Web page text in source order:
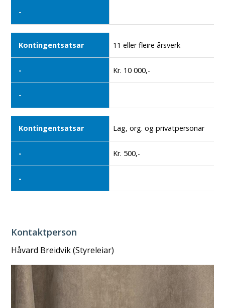
11 eller fleire årsverk
Kr. 10 000,-
Lag, org. og privatpersonar
Kr. 500,-
Kontaktperson
Håvard Breidvik (Styreleiar)